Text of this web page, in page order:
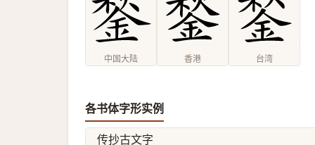
中国大陆 香港 台湾
各书体字形实例
传抄古文字